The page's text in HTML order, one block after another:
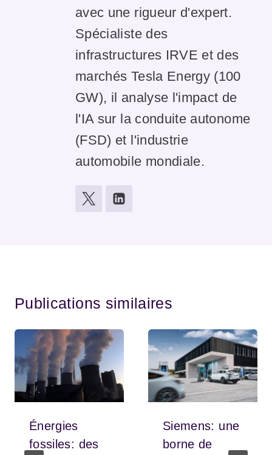
avec une rigueur d'expert.
Spécialiste des
infrastructures IRVE et des
marchés Tesla Energy (100
GW), il analyse l'impact de
l'IA sur la conduite autonome
(FSD) et l'industrie
automobile mondiale.
Publications similaires
Énergies
fossiles: des
Siemens: une
borne de